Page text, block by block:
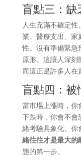
盲點三：缺
人生充滿不確定
業、醫療支出、
性。沒有準備緊急
原形。這讓人深刻
而這正是許多人在
盲點四：被
當市場上漲時，你
下跌時，你會不會
緒考驗具象化。你
緒往往才是最大的
態的第一步。